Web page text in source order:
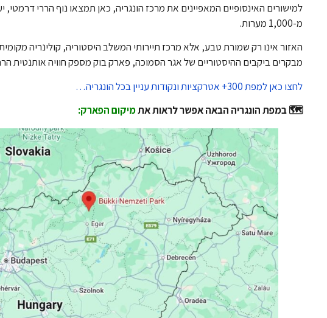
למישורים האינסופיים המאפיינים את מרכז הונגריה, כאן תמצאו נוף הררי
מ-1,000 מערות.
האזור אינו רק שמורת טבע, אלא מרכז תיירותי המשלב היסטוריה, קולינריה
מבקרים ביקבים ההיסטוריים של אגר הסמוכה, פארק בוק מספק חוויה אותנטית
לחצו כאן למפת 300+ אטרקציות ונקודות עניין בכל הונגריה…
🗺️ במפת הונגריה הבאה אפשר לראות אתמיקום הפארק: